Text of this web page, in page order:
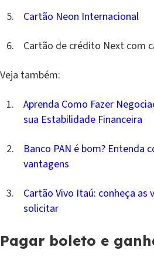
Cartão Neon Internacional
Cartão de crédito Next com
Veja também:
Aprenda Como Fazer
sua Estabilidade Financeira
Banco PAN é bom? Entenda
vantagens
Cartão Vivo Itaú: conheça as
solicitar
Pagar boleto e